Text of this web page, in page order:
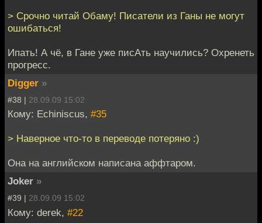
> Срочно читай Обаму! Писатели из Ганы не могут
ошибаться!
Ипать! А чё, в Гане уже писАть научились? Охренеть
прогресс.
Digger »
#38 | 28.09.09 15:02
Кому: Echiniscus, #35
> Наверное что-то в переводе потеряно :)
Она на английском написана аффтаром.
Joker »
#39 | 28.09.09 15:02
Кому: derek, #22